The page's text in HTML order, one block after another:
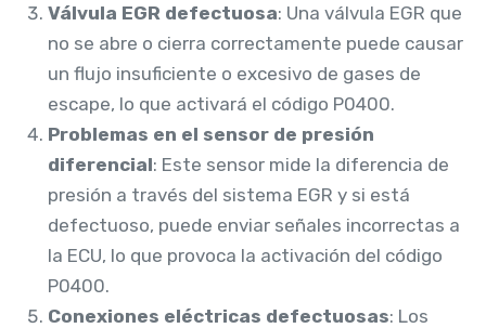
Válvula EGR defectuosa: Una válvula EGR que
no se abre o cierra correctamente puede causar
un flujo insuficiente o excesivo de gases de
escape, lo que activará el código P0400.
Problemas en el sensor de presión
diferencial: Este sensor mide la diferencia de
presión a través del sistema EGR y si está
defectuoso, puede enviar señales incorrectas a
la ECU, lo que provoca la activación del código
P0400.
Conexiones eléctricas defectuosas: Los